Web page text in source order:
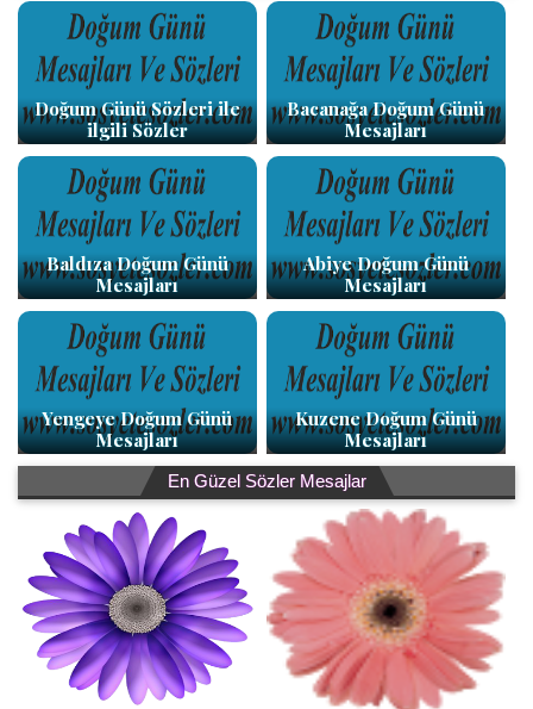
Doğum Günü Sözleri ile
ilgili Sözler
Bacanağa Doğum Günü
Mesajları
Baldıza Doğum Günü
Mesajları
Abiye Doğum Günü
Mesajları
Yengeye Doğum Günü
Mesajları
Kuzene Doğum Günü
Mesajları
En Güzel Sözler Mesajlar